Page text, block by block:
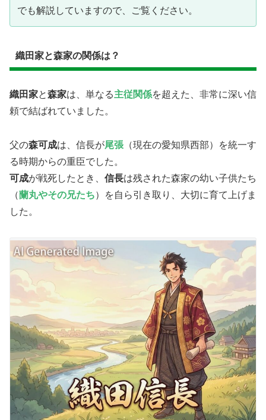
でも解説していますので、ご覧ください。
織田家と森家の関係は？
​織田家と森家は、単なる主従関係を超えた、非常に深い信
頼で結ばれていました。
​父の森可成は、信長が尾張 （現在の愛知県西部）を統一す
る時期からの重臣でした。
​可成が戦死したとき、 信長は残された森家の幼い子供たち
（蘭丸やその兄たち）を自ら引き取り、大切に育て上げま
した。